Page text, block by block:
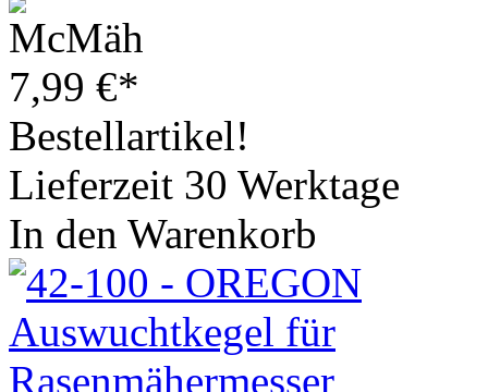
7,99 €*
Bestellartikel!
Lieferzeit 30 Werktage
In den Warenkorb